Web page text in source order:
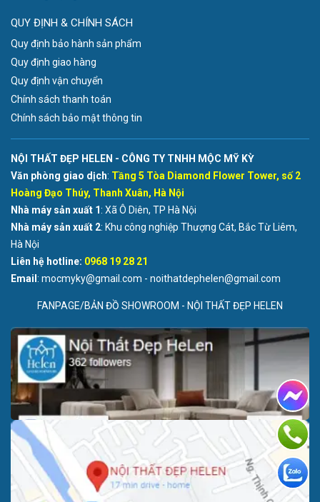
QUY ĐỊNH & CHÍNH SÁCH
Quy định bảo hành sản phẩm
Quy định giao hàng
Quy định vận chuyển
Chính sách thanh toán
Chính sách bảo mật thông tin
NỘI THẤT ĐẸP HELEN - CÔNG TY TNHH MỘC MỸ KỲ
Văn phòng giao dịch: Tầng 5 Tòa Diamond Flower Tower, số 2
Hoàng Đạo Thúy, Thanh Xuân, Hà Nội
Nhà máy sản xuất 1: Xã Ô Diên, TP Hà Nội
Nhà máy sản xuất 2: Khu công nghiệp Thượng Cát, Bắc Từ Liêm,
Hà Nội
Liên hệ hotline: 0968 19 28 21
Email : mocmyky@gmail.com - noithatdephelen@gmail.com
FANPAGE/BẢN ĐỒ SHOWROOM - NỘI THẤT ĐẸP HELEN